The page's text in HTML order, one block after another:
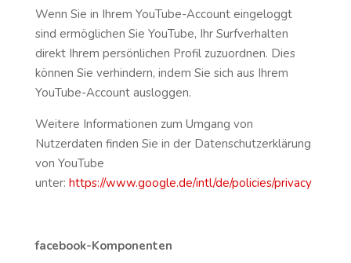
Wenn Sie in Ihrem YouTube-Account eingeloggt
sind ermöglichen Sie YouTube, Ihr Surfverhalten
direkt Ihrem persönlichen Profil zuzuordnen. Dies
können Sie verhindern, indem Sie sich aus Ihrem
YouTube-Account ausloggen.
Weitere Informationen zum Umgang von
Nutzerdaten finden Sie in der Datenschutzerklärung
von YouTube
unter: https://www.google.de/intl/de/policies/privacy
facebook-Komponenten